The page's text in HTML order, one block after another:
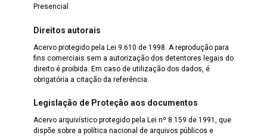
Presencial
Direitos autorais
Acervo protegido pela Lei 9.610 de 1998. A reprodução para
fins comerciais sem a autorização dos detentores legais do
direito é proibida. Em caso de utilização dos dados, é
obrigatória a citação da referência.
Legislação de Proteção aos documentos
Acervo arquivístico protegido pela Lei nº 8.159 de 1991, que
dispõe sobre a política nacional de arquivos públicos e